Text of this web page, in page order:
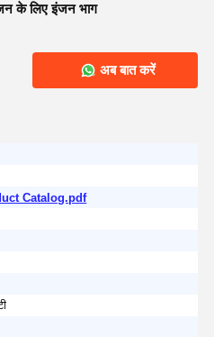
के लिए इंजन भाग
अब बात करें
Catalog.pdf